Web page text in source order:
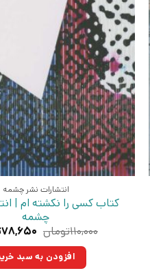
انتشارات نشر چشمه
کتاب کسی را نکشته ام |
چشمه
۱۱۰,۰۰۰تومان قیمت
بود.
۷۸,۶۵۰
افزودن به سبد